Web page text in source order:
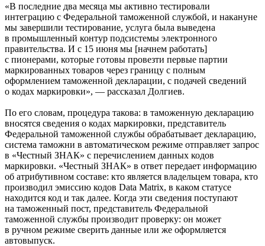
«В последние два месяца мы активно тестировали
интеграцию с Федеральной таможенной службой, и накануне
мы завершили тестирование, услуга была выведена
в промышленный контур подсистемы электронного
правительства. И с 15 июня мы [начнем работать]
с пионерами, которые готовы провезти первые партии
маркированных товаров через границу с полным
оформлением таможенной декларации, с подачей сведений
о кодах маркировки», — рассказал Долгиев.
По его словам, процедура такова: в таможенную декларацию
вносятся сведения о кодах маркировки, представитель
Федеральной таможенной службы обрабатывает декларацию,
система таможни в автоматическом режиме отправляет запрос
в «Честный ЗНАК» с перечислением данных кодов
маркировки. «Честный ЗНАК» в ответ передает информацию
об атрибутивном составе: кто является владельцем товара, кто
производил эмиссию кодов Data Matrix, в каком статусе
находится код и так далее. Когда эти сведения поступают
на таможенный пост, представитель Федеральной
таможенной службы производит проверку: он может
в ручном режиме сверить данные или же оформляется
автовыпуск.